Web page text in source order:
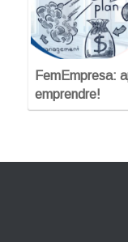
FemEmpresa:
emprendre!